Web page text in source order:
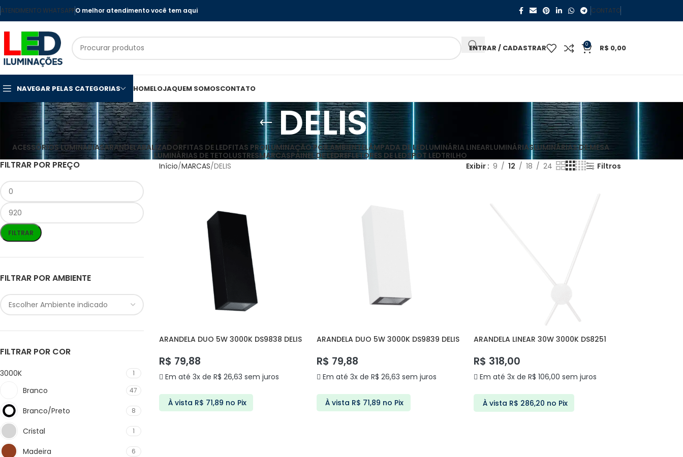
ATENDIMENTO WHATSAPPO melhor atendimento você tem aqui CONTATO
ENTRAR / CADASTRAR 0 R$ 0,00
NAVEGAR PELAS CATEGORIAS HOMELOJAQUEM SOMOSCONTATO
DELIS
ACESSÓRIOS LUMINÁRIASARANDELABALIZADORFITAS DE LEDFITAS PROILUMINAÇÃO POR AMBIENTELÂMPADA DE LEDLUMINÁRIA LINEARLUMINÁRIASLUMINÁRIAS DE MESA
LUMINÁRIAS DE TETOLUSTRESMARCASPAINEL DE LEDREFLETORES DE LEDSPOT LEDTRILHO
FILTRAR POR PREÇO
FILTRAR
FILTRAR POR AMBIENTE
FILTRAR POR COR
3000K 1
Branco 47
Branco/Preto 8
Cristal 1
Madeira 6
Início MARCAS DELIS Exibir 9 12 18 24 Filtros
ARANDELA DUO 5W 3000K DS9838 DELIS
R$ 79,88
Em até 3x de R$ 26,63 sem juros
À vista R$ 71,89 no Pix
ARANDELA DUO 5W 3000K DS9839 DELIS
R$ 79,88
Em até 3x de R$ 26,63 sem juros
À vista R$ 71,89 no Pix
ARANDELA LINEAR 30W 3000K DS8251
R$ 318,00
Em até 3x deR$ 106,00 sem juros
À vista R$ 286,20 no Pix